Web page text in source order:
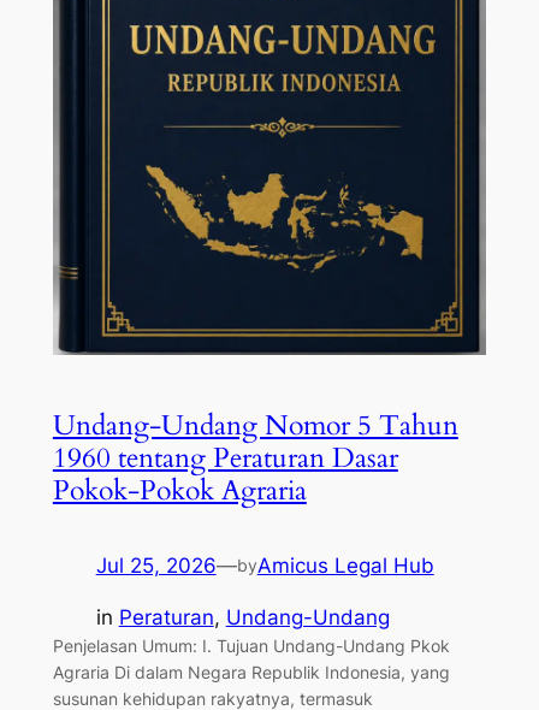
Undang-Undang Nomor 5 Tahun
1960 tentang Peraturan Dasar
Pokok-Pokok Agraria
Jul 25, 2026—byAmicus Legal Hub
in Peraturan, Undang-Undang
Penjelasan Umum: I. Tujuan Undang-Undang Pkok
Agraria Di dalam Negara Republik Indonesia, yang
susunan kehidupan rakyatnya, termasuk